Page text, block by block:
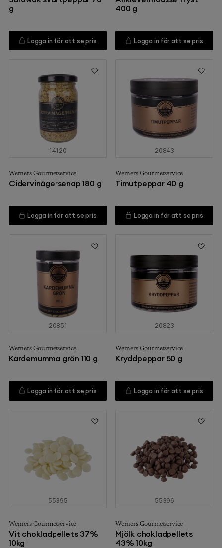
g
Logga in för att se pris
400 g
Logga in för att se pris
14120
Werners Gourmetservice
Cidervinägersenap 180 g
Logga in för att se pris
20843
Werners Gourmetservice
Timutpeppar 40 g
Logga in för att se pris
20851
Werners Gourmetservice
Kardemumma grön 110 g
Logga in för att se pris
20823
Werners Gourmetservice
Kryddpeppar 50 g
Logga in för att se pris
55395
Werners Gourmetservice
Vit chokladpellets 37%
10kg
55396
Werners Gourmetservice
Mjölk chokladpellets
43% 10kg